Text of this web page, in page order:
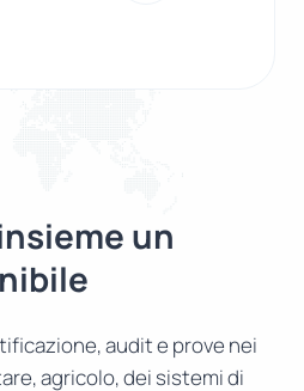
un
audit e prove nei
agricolo, dei sistemi di